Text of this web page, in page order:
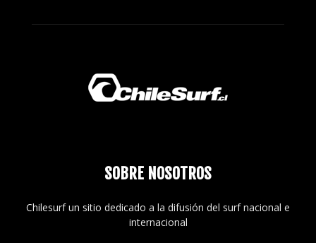
SOBRE NOSOTROS
Chilesurf un sitio dedicado a la difusión del surf nacional e
internacional